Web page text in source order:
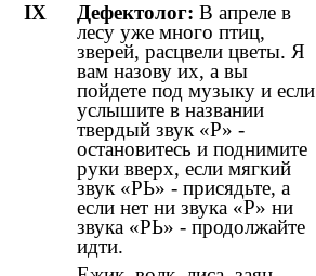
IX Дефектолог: В апреле в
лесу уже много птиц,
зверей, расцвели цветы. Я
вам назову их, а вы
пойдете под музыку и если
услышите в названии
твердый звук «Р» -
остановитесь и поднимите
руки вверх, если мягкий
звук «РЬ» - присядьте, а
если нет ни звука «Р» ни
звука «РЬ» - продолжайте
идти.